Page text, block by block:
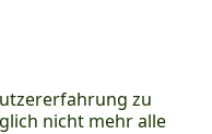
zu
nicht mehr alle